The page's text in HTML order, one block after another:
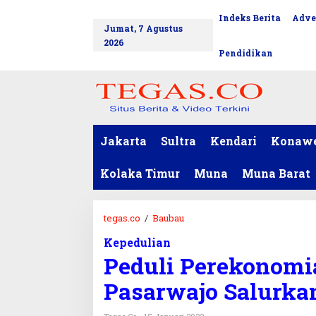
Jumat, 7 Agustus
2026
Indeks Berita
Pendidikan
Jakarta Sultra Kendari
Kolaka Timur Muna Muna Barat
tegas.co / Baubau
u
l
i
P
Kepedulian
Peduli
Pasarwajo